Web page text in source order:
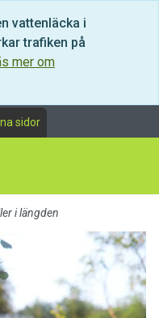
vattenläcka i
trafiken på
mer om
sidor
i längden